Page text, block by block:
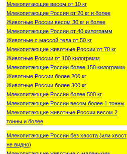
Млекопитающие весом от 10 кг
Млекопитающие России от 20 кг и более
Животные России весом 30 кг и более
Млекопитающие России от 40 килограмм
Животные с массой тела от 50 кг
Млекопитающие животные России от 70 кг
Животные России от 100 килограмм
Млекопитающие России более 150 килограмм
Животные России более 200 кг
Животные России более 300 кг
Млекопитающие России более 500 кг
Млекопитающие России весом более 1 тонны
Млекопитающие животные России весом 2
тонны и более
Млекопитающие России без хвоста (или хвост
не видно)